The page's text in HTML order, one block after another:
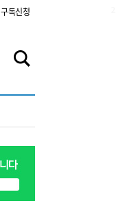
구독신청